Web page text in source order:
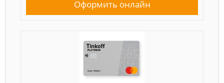
Оформить онлайн